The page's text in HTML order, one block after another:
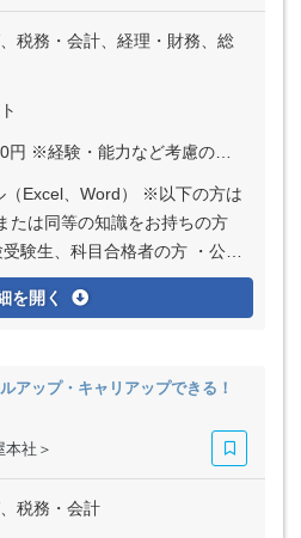
税務・会計、経理・財務、総
・能力など考慮の上、決定いたします
、Word） ※以下の方は
たは同等の知識をお持ちの方
験生、科目合格者の方 ・公認
を開く
アップ・キャリアップできる！
社＞
税務・会計